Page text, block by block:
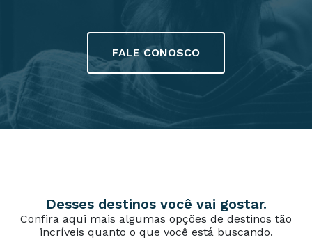
FALE CONOSCO
Desses destinos você vai gostar.
Confira aqui mais algumas opções de destinos tão
incríveis quanto o que você está buscando.